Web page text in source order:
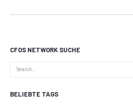
CFOS NETWORK SUCHE
BELIEBTE TAGS